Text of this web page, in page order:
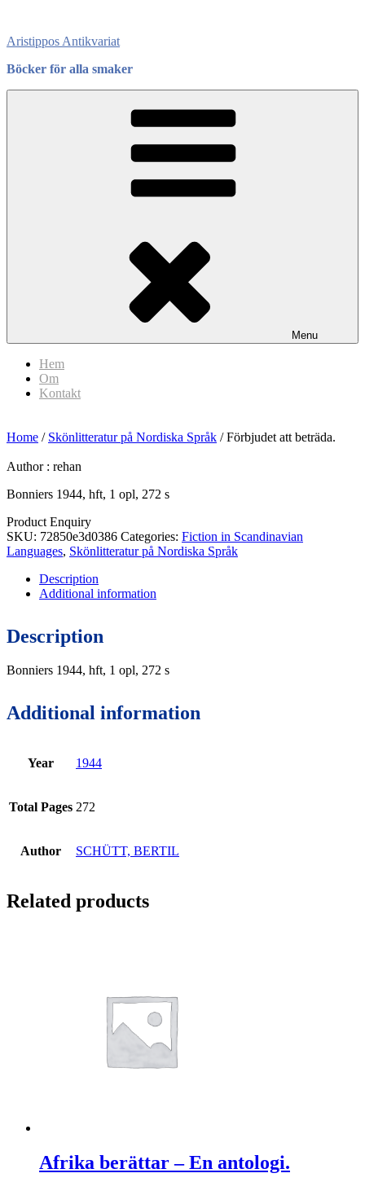
content
Aristippos Antikvariat
Böcker för alla smaker
Menu
Hem
Om
Kontakt
Home / Skönlitteratur på Nordiska Språk / Förbjudet att beträda.
Author : rehan
Bonniers 1944, hft, 1 opl, 272 s
Product Enquiry
SKU: 72850e3d0386 Categories: Fiction in Scandinavian
Languages, Skönlitteratur på Nordiska Språk
Description
Additional information
Description
Bonniers 1944, hft, 1 opl, 272 s
Additional information
Year 1944
Total Pages 272
Author SCHÜTT, BERTIL
Related products
Afrika berättar – En antologi.